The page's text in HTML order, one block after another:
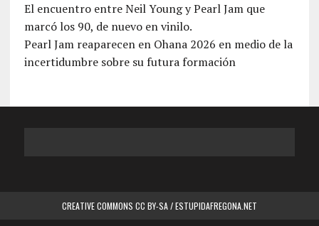
El encuentro entre Neil Young y Pearl Jam que
marcó los 90, de nuevo en vinilo.
Pearl Jam reaparecen en Ohana 2026 en medio de la
incertidumbre sobre su futura formación
CREATIVE COMMONS CC BY-SA / ESTUPIDAFREGONA.NET